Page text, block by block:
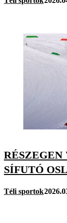
SÍFUTÓ
Téli sportok